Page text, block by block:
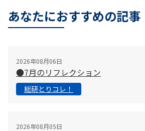
あなたにおすすめの記事
2026年08月06日
●7月のリフレクション
総研とりコレ！
2026年08月05日